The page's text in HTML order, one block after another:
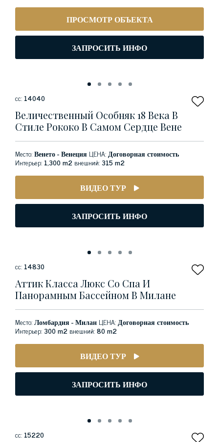
ПРОСМОТР ОБЪЕКТА
ЗАПРОСИТЬ ИНФО
сс: 14040
Величественный Особняк 18 Века В
Стиле Рококо В Самом Сердце Вене
Место:Венето - Венеция ЦЕНА:Договорная стоимость
Интерьер: 1,300 m2 внешний:315 m2
ВИДЕО ТУР
ЗАПРОСИТЬ ИНФО
сс: 14830
Аттик Класса Люкс Со Спа И
Панорамным Бассейном В Милане
Место:Ломбардия - Милан ЦЕНА:Договорная стоимость
Интерьер:300 m2 внешний:80 m2
ВИДЕО ТУР
ЗАПРОСИТЬ ИНФО
сс: 15220